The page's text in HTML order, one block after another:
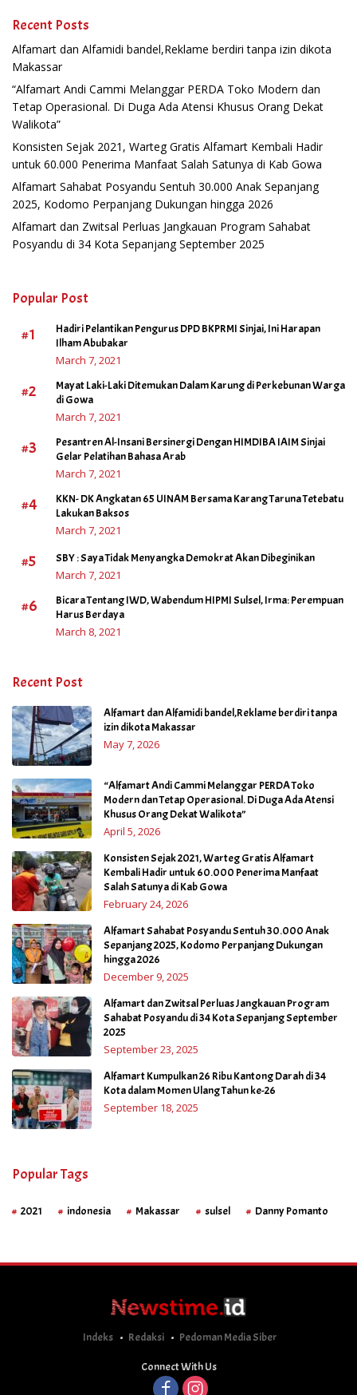
Recent Posts
Alfamart dan Alfamidi bandel,Reklame berdiri tanpa izin dikota
Makassar
“Alfamart Andi Cammi Melanggar PERDA Toko Modern dan
Tetap Operasional. Di Duga Ada Atensi Khusus Orang Dekat
Walikota”
Konsisten Sejak 2021, Warteg Gratis Alfamart Kembali Hadir
untuk 60.000 Penerima Manfaat Salah Satunya di Kab Gowa
Alfamart Sahabat Posyandu Sentuh 30.000 Anak Sepanjang
2025, Kodomo Perpanjang Dukungan hingga 2026
Alfamart dan Zwitsal Perluas Jangkauan Program Sahabat
Posyandu di 34 Kota Sepanjang September 2025
Popular Post
#1
Hadiri Pelantikan Pengurus DPD BKPRMI Sinjai, Ini Harapan
Ilham Abubakar
March 7, 2021
#2
Mayat Laki-Laki Ditemukan Dalam Karung di Perkebunan Warga
di Gowa
March 7, 2021
#3
Pesantren Al-Insani Bersinergi Dengan HIMDIBA IAIM Sinjai
Gelar Pelatihan Bahasa Arab
March 7, 2021
#4
KKN- DK Angkatan 65 UINAM Bersama Karang Taruna Tetebatu
Lakukan Baksos
March 7, 2021
#5 SBY : Saya Tidak Menyangka Demokrat Akan Dibeginikan
March 7, 2021
#6
Bicara Tentang IWD, Wabendum HIPMI Sulsel, Irma: Perempuan
Harus Berdaya
March 8, 2021
Recent Post
Alfamart dan Alfamidi bandel,Reklame berdiri tanpa
izin dikota Makassar
May 7, 2026
“Alfamart Andi Cammi Melanggar PERDA Toko
Modern dan Tetap Operasional. Di Duga Ada Atensi
Khusus Orang Dekat Walikota”
April 5, 2026
Konsisten Sejak 2021, Warteg Gratis Alfamart
Kembali Hadir untuk 60.000 Penerima Manfaat
Salah Satunya di Kab Gowa
February 24, 2026
Alfamart Sahabat Posyandu Sentuh 30.000 Anak
Sepanjang 2025, Kodomo Perpanjang Dukungan
hingga 2026
December 9, 2025
Alfamart dan Zwitsal Perluas Jangkauan Program
Sahabat Posyandu di 34 Kota Sepanjang September
2025
September 23, 2025
Alfamart Kumpulkan 26 Ribu Kantong Darah di 34
Kota dalam Momen Ulang Tahun ke-26
September 18, 2025
Popular Tags
2021 indonesia Makassar sulsel Danny Pomanto
Indeks Redaksi Pedoman Media Siber
Connect With Us